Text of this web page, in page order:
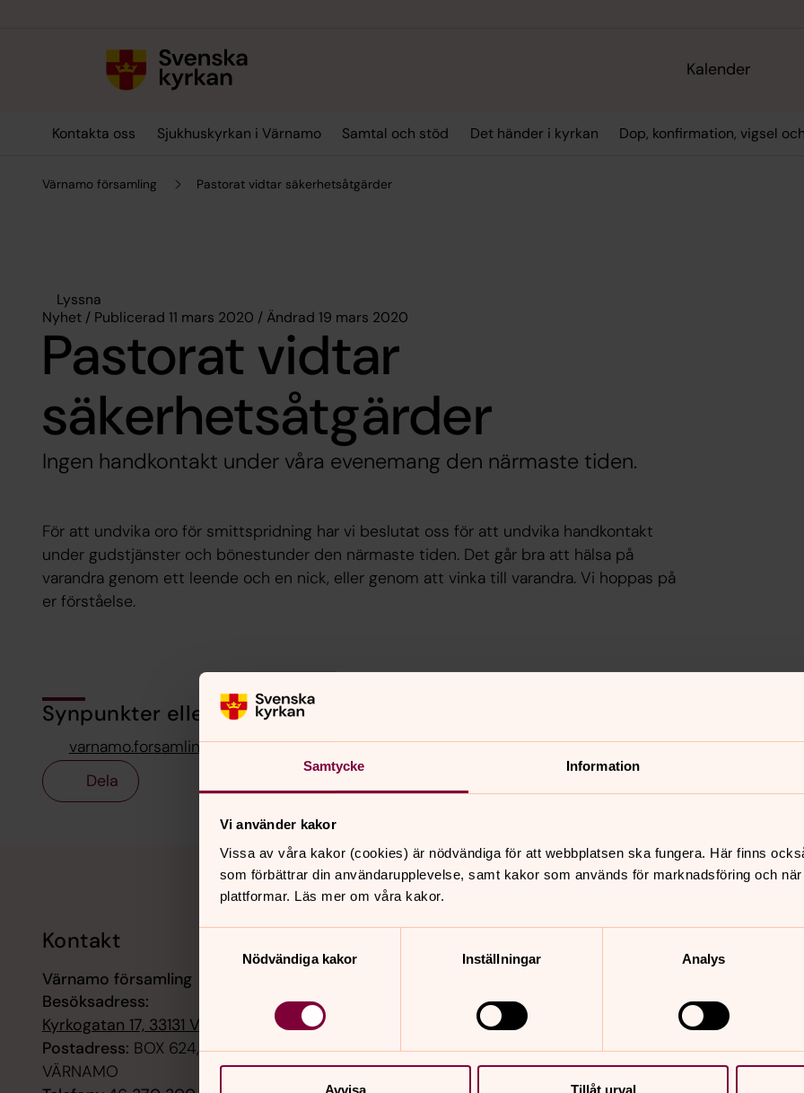
Samtycke Information
Vi använder kakor
Vissa av våra kakor (cookies) är nödvändiga för att webbplatsen ska fungera. Här finns
som förbättrar din användarupplevelse, samt kakor som används för marknadsföring och
plattformar. Läs mer om våra kakor.
Nödvändiga kakor
Inställningar Analys
Avvisa Tillåt urval
Kalender
Kontakta oss Sjukhuskyrkan i Värnamo Samtal och stöd Det händer i kyrkan Dop, konfirmation, vigsel
Värnamo församling Pastorat vidtar säkerhetsåtgärder
Lyssna
Nyhet / Publicerad 11 mars 2020 / Ändrad 19 mars 2020
Pastorat vidtar
säkerhetsåtgärder
Ingen handkontakt under våra evenemang den närmaste tiden.
För att undvika oro för smittspridning har vi beslutat oss för att undvika handkontakt
under gudstjänster och bönestunder den närmaste tiden. Det går bra att hälsa på
varandra genom ett leende och en nick, eller genom att vinka till varandra. Vi hoppas på
er förståelse.
Synpunkter eller frågor på sidans innehåll?
varnamo.forsamling@svenskakyrkan.se
Dela
Kontakt
Värnamo församling
Besöksadress:
Kyrkogatan 17, 33131 Värnamo
Postadress: BOX 624, 33126
VÄRNAMO
Helgsmålsbön i Nydala
klosterkyrka, Nydala klosterkyrka
9 augusti 11.00
Högmässa, Värnamo kyrka
Sidkarta